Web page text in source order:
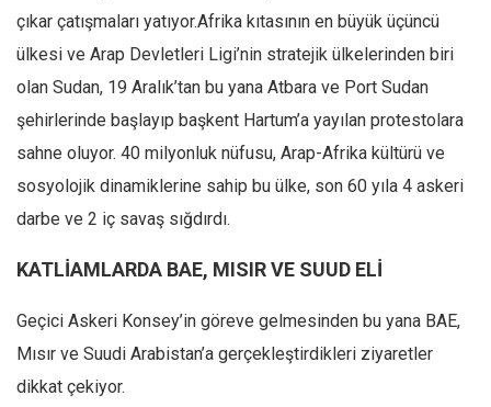
Tüm Sayılar
Kategoriler
Kültür Sanat
Kitap
Karisi kitap sualleri
7 soruda bu hafta
Ekonomi
Sağlık
çıkar çatışmaları yatıyor.Afrika kıtasının en büyük üçüncü
ülkesi ve Arap Devletleri Ligi’nin stratejik ülkelerinden biri
olan Sudan, 19 Aralık’tan bu yana Atbara ve Port Sudan
şehirlerinde başlayıp başkent Hartum’a yayılan protestolara
sahne oluyor. 40 milyonluk nüfusu, Arap-Afrika kültürü ve
sosyolojik dinamiklerine sahip bu ülke, son 60 yıla 4 askeri
darbe ve 2 iç savaş sığdırdı.
KATLİAMLARDA BAE, MISIR VE SUUD ELİ
Geçici Askeri Konsey’in göreve gelmesinden bu yana BAE,
Mısır ve Suudi Arabistan’a gerçekleştirdikleri ziyaretler
dikkat çekiyor.